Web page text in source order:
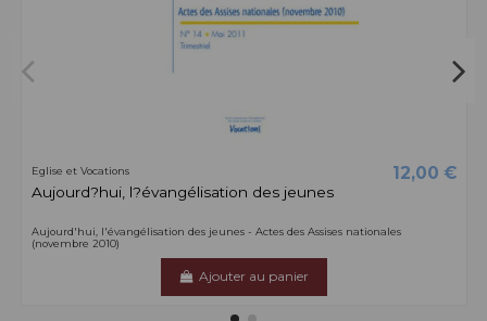
Eglise et Vocations 12,00 €
Aujourd?hui, l?évangélisation des jeunes
Aujourd'hui, l'évangélisation des jeunes - Actes des Assises nationales
(novembre 2010)
Ajouter au panier